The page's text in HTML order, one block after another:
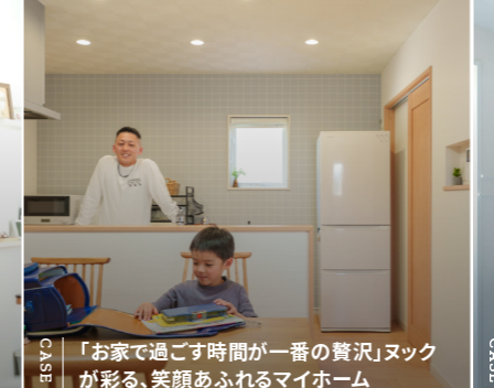
CASE
「お家で過ごす時間が一番の贅沢」ヌック
が彩る、笑顔あふれるマイホーム